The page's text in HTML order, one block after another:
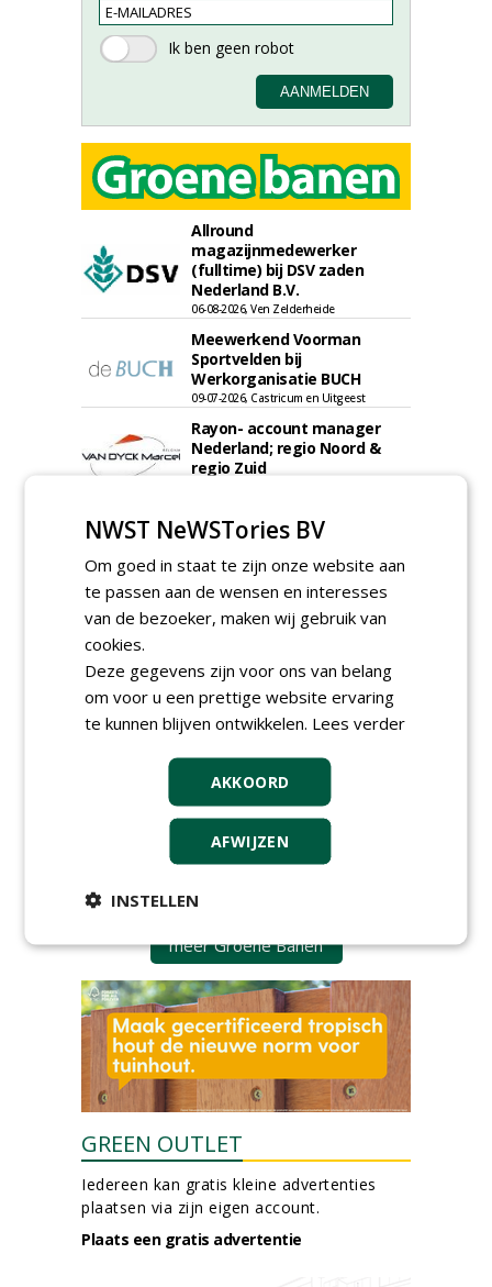
Allround
magazijnmedewerker
(fulltime) bij DSV zaden
Nederland B.V.
06-08-2026, Ven Zelderheide
Meewerkend Voorman
Sportvelden bij
Werkorganisatie BUCH
09-07-2026, Castricum en Uitgeest
Rayon- account manager
Nederland; regio Noord &
regio Zuid
Export Manager bij PERFECT -
Van Wamel (fulltime)
Proefveldmedewerker/
Chauffeur
landbouwmachines bij DSV
06-08-2026, Ven-Zelderheide
Kasmedewerker (fulltime) bij
DSV zaden Nederland B.V.
Groeiplaats specialist bij
Boomtotaalzorg32-40 uur
30-07-2026, Schalkwijk
Boominspecteur bij
30-07-2026, Schalkwijk
meer Groene Banen
GREEN OUTLET
Iedereen kan gratis kleine advertenties
plaatsen via zijn eigen account.
Plaats een gratis advertentie
NWST NeWSTories BV
Om goed in staat te zijn onze website aan
te passen aan de wensen en interesses
van de bezoeker, maken wij gebruik van
cookies.
Deze gegevens zijn voor ons van belang
om voor u een prettige website ervaring
te kunnen blijven ontwikkelen. Lees verder
AKKOORD
AFWIJZEN
INSTELLEN